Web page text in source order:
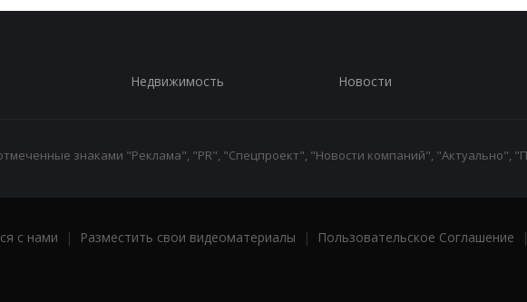
Недвижимость Новости
знаками "Реклама", "PR", "Спецпроект", "Новости компаний", "Актуально",
с нами | Разместить свои видеоматериалы | Пользовательское Соглашение |